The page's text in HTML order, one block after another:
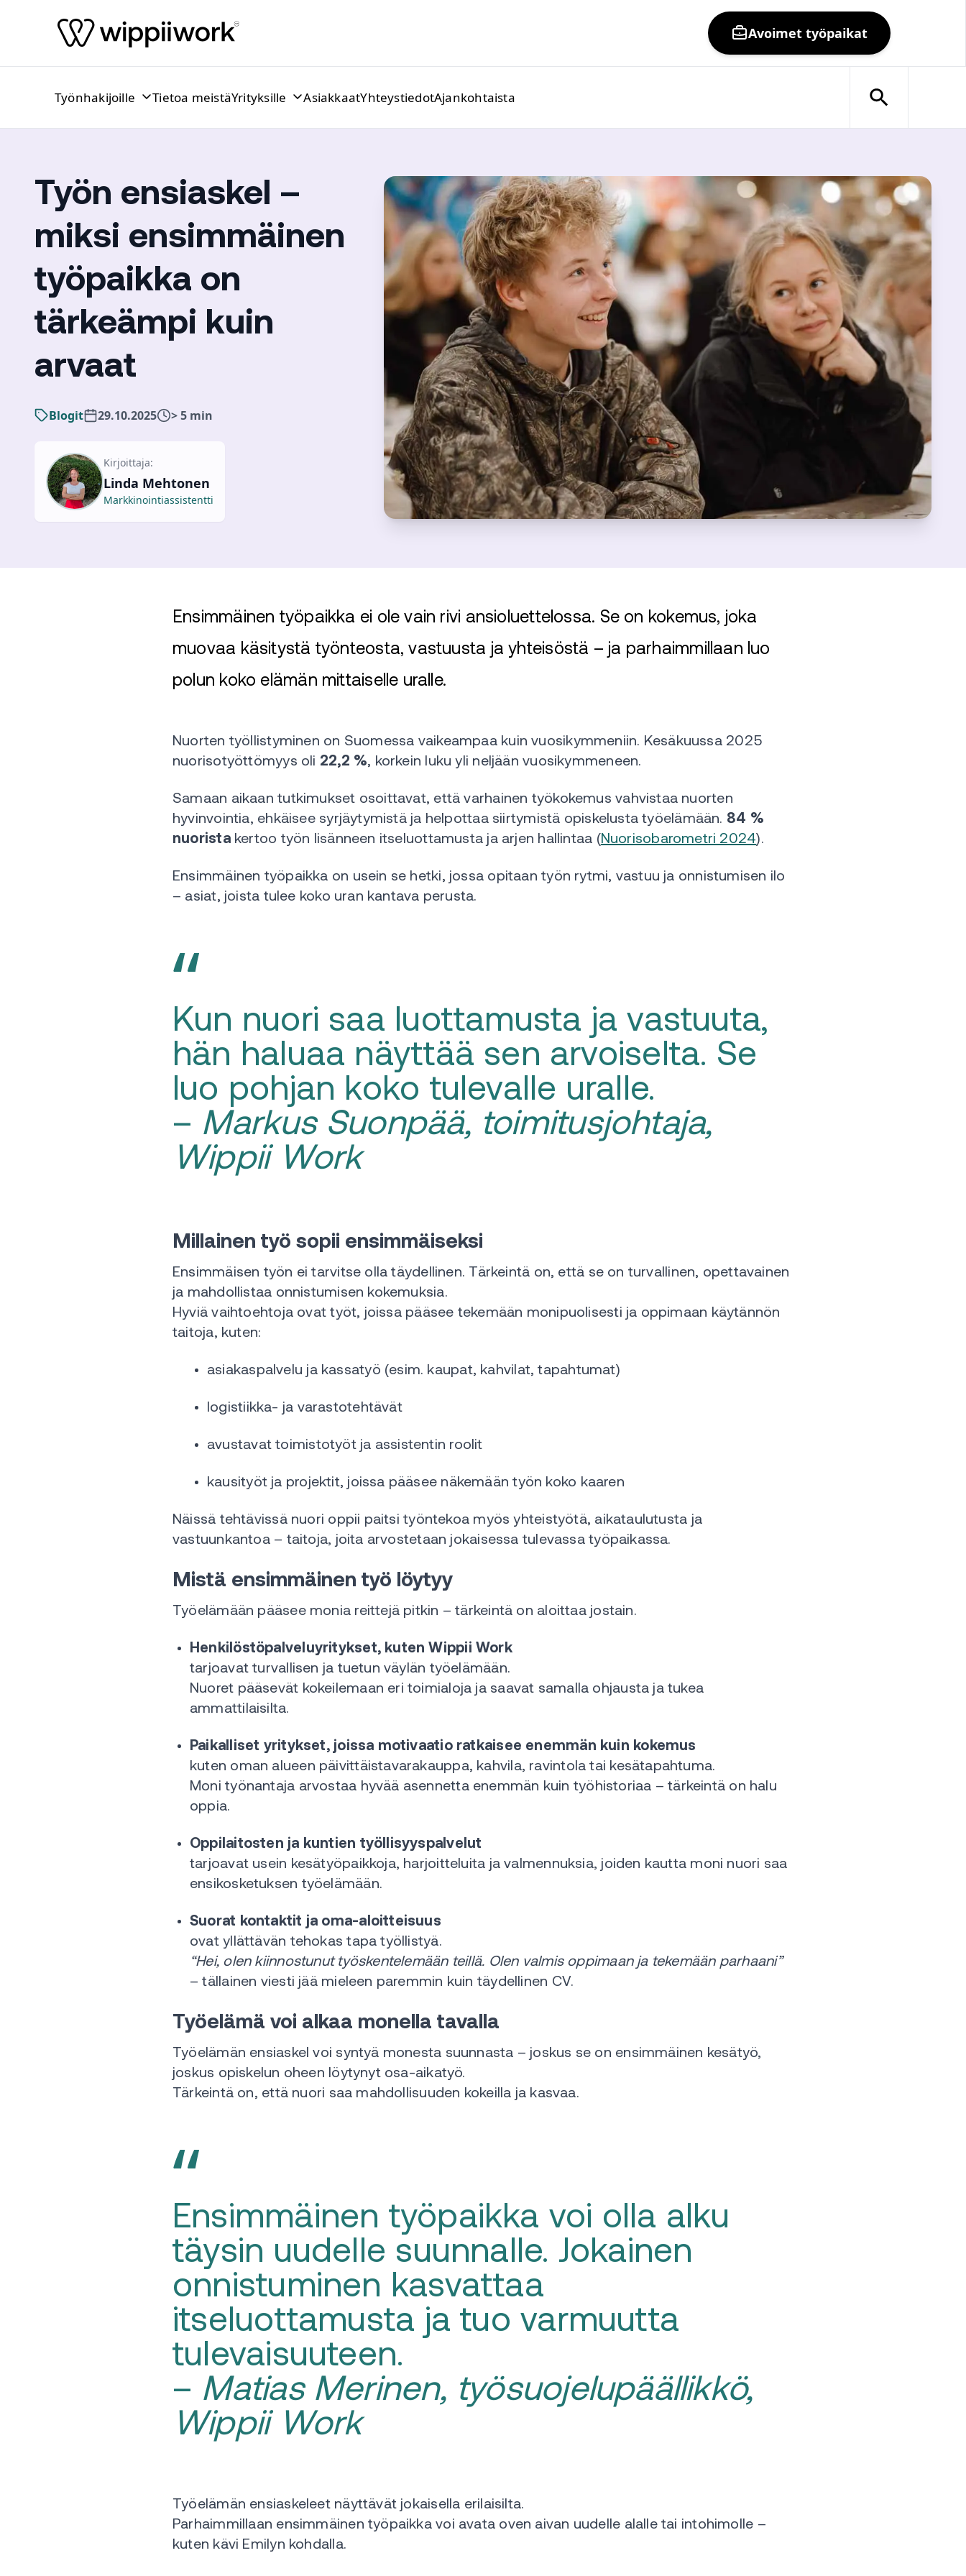
Avoimet työpaikat
Työnhakijoille Tietoa meistäYrityksille AsiakkaatYhteystiedotAjankohtaista
Työn ensiaskel –
miksi ensimmäinen
työpaikka on
tärkeämpi kuin
arvaat
Blogit 29.10.2025 > 5 min
Kirjoittaja:
Linda Mehtonen
Markkinointiassistentti
Ensimmäinen työpaikka ei ole vain rivi ansioluettelossa. Se on kokemus, joka
muovaa käsitystä työnteosta, vastuusta ja yhteisöstä – ja parhaimmillaan luo
polun koko elämän mittaiselle uralle.
Nuorten työllistyminen on Suomessa vaikeampaa kuin vuosikymmeniin. Kesäkuussa 2025
nuorisotyöttömyys oli 22,2 %, korkein luku yli neljään vuosikymmeneen.
Samaan aikaan tutkimukset osoittavat, että varhainen työkokemus vahvistaa nuorten
hyvinvointia, ehkäisee syrjäytymistä ja helpottaa siirtymistä opiskelusta työelämään. 84 %
nuoristakertoo työn lisänneen itseluottamusta ja arjen hallintaa (Nuorisobarometri 2024).
Ensimmäinen työpaikka on usein se hetki, jossa opitaan työn rytmi, vastuu ja onnistumisen ilo
– asiat, joista tulee koko uran kantava perusta.
Kun nuori saa luottamusta ja vastuuta,
hän haluaa näyttää sen arvoiselta. Se
luo pohjan koko tulevalle uralle.
– Markus Suonpää, toimitusjohtaja,
Wippii Work
Millainen työ sopii ensimmäiseksi
Ensimmäisen työn ei tarvitse olla täydellinen. Tärkeintä on, että se on turvallinen, opettavainen
ja mahdollistaa onnistumisen kokemuksia.
Hyviä vaihtoehtoja ovat työt, joissa pääsee tekemään monipuolisesti ja oppimaan käytännön
taitoja, kuten:
asiakaspalvelu ja kassatyö (esim. kaupat, kahvilat, tapahtumat)
logistiikka- ja varastotehtävät
avustavat toimistotyöt ja assistentin roolit
kausityöt ja projektit, joissa pääsee näkemään työn koko kaaren
Näissä tehtävissä nuori oppii paitsi työntekoa myös yhteistyötä, aikataulutusta ja
vastuunkantoa – taitoja, joita arvostetaan jokaisessa tulevassa työpaikassa.
Mistä ensimmäinen työ löytyy
Työelämään pääsee monia reittejä pitkin – tärkeintä on aloittaa jostain.
Henkilöstöpalveluyritykset, kuten Wippii Work
tarjoavat turvallisen ja tuetun väylän työelämään.
Nuoret pääsevät kokeilemaan eri toimialoja ja saavat samalla ohjausta ja tukea
ammattilaisilta.
Paikalliset yritykset, joissa motivaatio ratkaisee enemmän kuin kokemus
kuten oman alueen päivittäistavarakauppa, kahvila, ravintola tai kesätapahtuma.
Moni työnantaja arvostaa hyvää asennetta enemmän kuin työhistoriaa – tärkeintä on halu
oppia.
Oppilaitosten ja kuntien työllisyyspalvelut
tarjoavat usein kesätyöpaikkoja, harjoitteluita ja valmennuksia, joiden kautta moni nuori saa
ensikosketuksen työelämään.
Suorat kontaktit ja oma-aloitteisuus
ovat yllättävän tehokas tapa työllistyä.
“Hei, olen kiinnostunut työskentelemään teillä. Olen valmis oppimaan ja tekemään parhaani”
– tällainen viesti jää mieleen paremmin kuin täydellinen CV.
Työelämä voi alkaa monella tavalla
Työelämän ensiaskel voi syntyä monesta suunnasta – joskus se on ensimmäinen kesätyö,
joskus opiskelun oheen löytynyt osa-aikatyö.
Tärkeintä on, että nuori saa mahdollisuuden kokeilla ja kasvaa.
Ensimmäinen työpaikka voi olla alku
täysin uudelle suunnalle. Jokainen
onnistuminen kasvattaa
itseluottamusta ja tuo varmuutta
tulevaisuuteen.
– Matias Merinen, työsuojelupäällikkö,
Wippii Work
Työelämän ensiaskeleet näyttävät jokaisella erilaisilta.
Parhaimmillaan ensimmäinen työpaikka voi avata oven aivan uudelle alalle tai intohimolle –
kuten kävi Emilyn kohdalla.